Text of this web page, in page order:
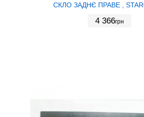
СКЛО ЗАДНЄ ПРАВЕ ,
4 366грн